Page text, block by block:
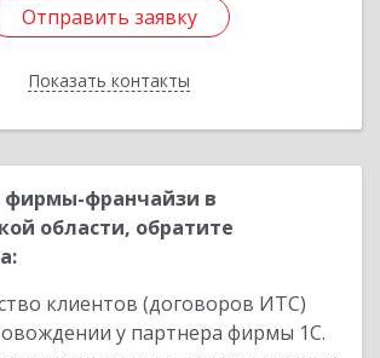
Отправить заявку
Показать контакты
Отправить заявку
Назад
фирмы-франчайзи в
области, обратите
клиентов (договоров ИТС)
у партнера фирмы 1С.